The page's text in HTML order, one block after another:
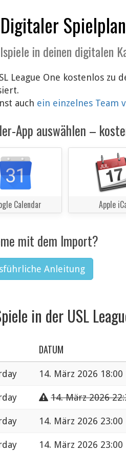
Digitaler Spielplan
in deinen digitalen
League One kostenlos
auch ein einzelnes Team
App auswählen –
Calendar Apple
mit dem Import?
Anleitung
in der USL
DATUM
14. März 2026 18:00
14. März 2026
14. März 2026 23:00
14. März 2026 23:00